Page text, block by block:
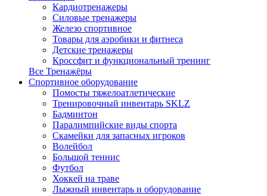
Кардиотренажеры
Силовые тренажеры
Железо спортивное
Товары для аэробики и фитнеса
Детские тренажеры
Кроссфит и функциональный тренинг
Все Тренажёры
Спортивное оборудование
Помосты тяжелоатлетические
Тренировочный инвентарь SKLZ
Бадминтон
Паралимпийские виды спорта
Скамейки для запасных игроков
Волейбол
Большой теннис
Футбол
Хоккей на траве
Лыжный инвентарь и оборудование